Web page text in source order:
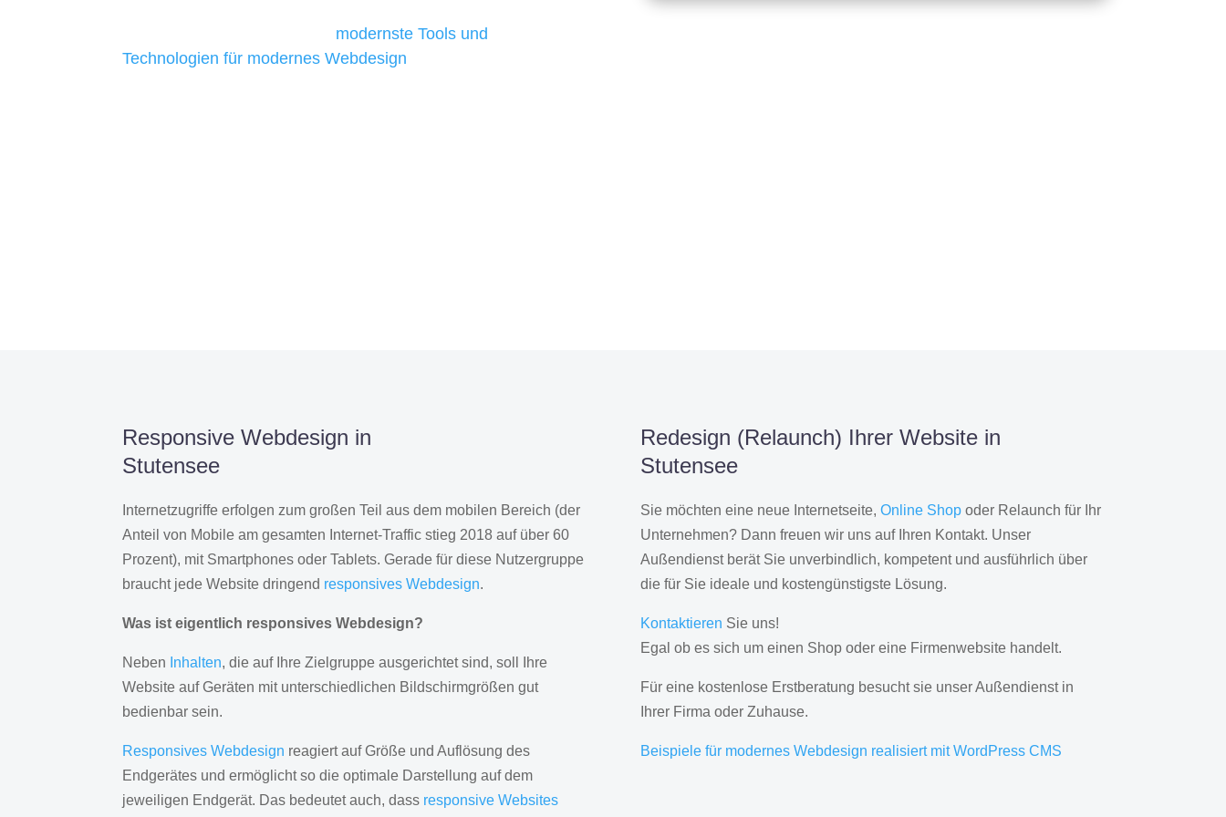
modernste Tools und
Technologien für modernes Webdesign
Responsive Webdesign in
Stutensee
Internetzugriffe erfolgen zum großen Teil aus dem mobilen Bereich (der
Anteil von Mobile am gesamten Internet-Traffic stieg 2018 auf über 60
Prozent), mit Smartphones oder Tablets. Gerade für diese Nutzergruppe
braucht jede Website dringend responsives Webdesign.
Was ist eigentlich responsives Webdesign?
Neben Inhalten, die auf Ihre Zielgruppe ausgerichtet sind, soll Ihre
Website auf Geräten mit unterschiedlichen Bildschirmgrößen gut
bedienbar sein.
Responsives Webdesign reagiert auf Größe und Auflösung des
Endgerätes und ermöglicht so die optimale Darstellung auf dem
jeweiligen Endgerät. Das bedeutet auch, dass responsive Websites
Redesign (Relaunch) Ihrer Website in
Stutensee
Sie möchten eine neue Internetseite, Online Shopoder Relaunch für Ihr
Unternehmen? Dann freuen wir uns auf Ihren Kontakt. Unser
Außendienst berät Sie unverbindlich, kompetent und ausführlich über
die für Sie ideale und kostengünstigste Lösung.
Kontaktieren Sie uns!
Egal ob es sich um einen Shop oder eine Firmenwebsite handelt.
Für eine kostenlose Erstberatung besucht sie unser Außendienst in
Ihrer Firma oder Zuhause.
Beispiele für modernes Webdesign realisiert mit WordPress CMS